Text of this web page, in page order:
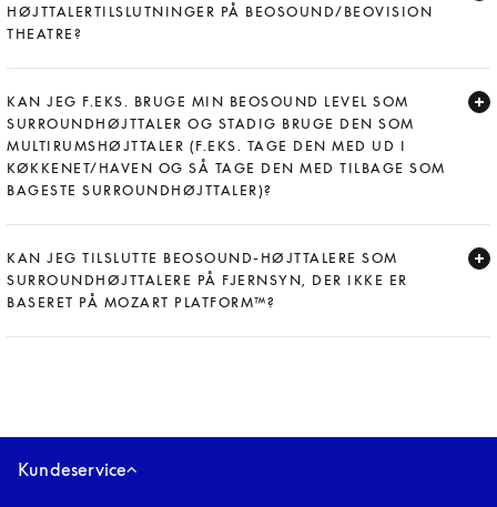
HØJTTALERTILSLUTNINGER PÅ BEOSOUND/BEOVISION
THEATRE?
KAN JEG F.EKS. BRUGE MIN BEOSOUND LEVEL SOM
SURROUNDHØJTTALER OG STADIG BRUGE DEN SOM
MULTIRUMSHØJTTALER (F.EKS. TAGE DEN MED UD I
KØKKENET/HAVEN OG SÅ TAGE DEN MED TILBAGE SOM
BAGESTE SURROUNDHØJTTALER)?
KAN JEG TILSLUTTE BEOSOUND-HØJTTALERE SOM
SURROUNDHØJTTALERE PÅ FJERNSYN, DER IKKE ER
BASERET PÅ MOZART PLATFORM™?
Kundeservice